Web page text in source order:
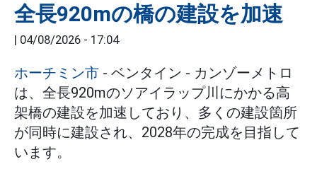
全長920mの橋の建設を加速
| 04/08/2026 - 17:04
ホーチミン市 - ベンタイン - カンゾーメトロ
は、全長920mのソアイラップ川にかかる高
架橋の建設を加速しており、多くの建設箇所
が同時に建設され、2028年の完成を目指して
います。